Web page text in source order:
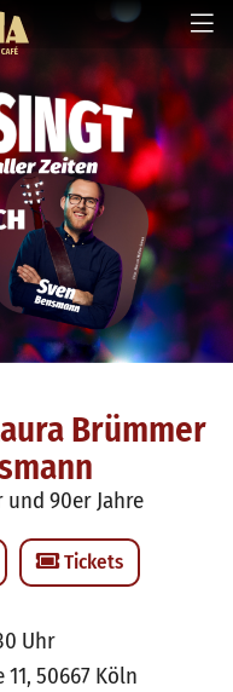
Brümmer
90er Jahre
Tickets
Uhr
50667 Köln